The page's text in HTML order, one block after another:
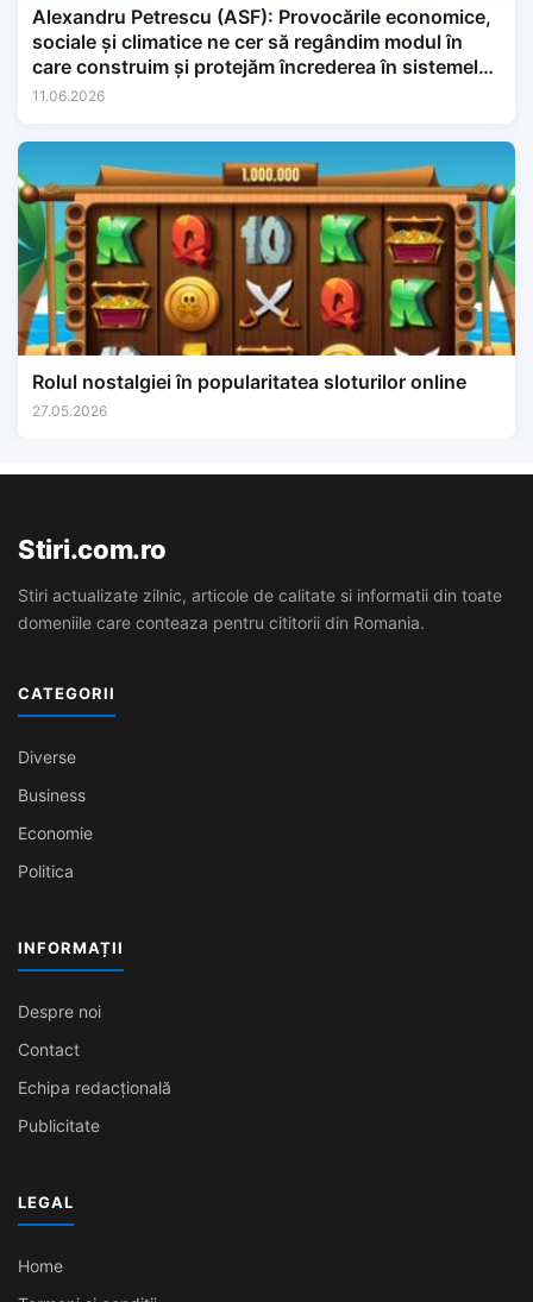
Alexandru Petrescu (ASF): Provocările economice,
sociale și climatice ne cer să regândim modul în
care construim și protejăm încrederea în sistemele
financiare.
11.06.2026
Rolul nostalgiei în popularitatea sloturilor online
27.05.2026
Stiri.com.ro
Stiri actualizate zilnic, articole de calitate si informatii din toate
domeniile care conteaza pentru cititorii din Romania.
CATEGORII
Diverse
Business
Economie
Politica
INFORMAȚII
Despre noi
Contact
Echipa redacțională
Publicitate
LEGAL
Home